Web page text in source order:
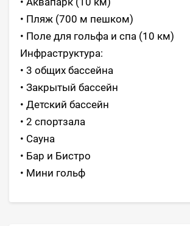
• Пляж (700 м пешком)
• Поле для гольфа и спа (10 км)
Инфраструктура:
• 3 общих бассейна
• Закрытый бассейн
• Детский бассейн
• 2 спортзала
• Сауна
• Бар и Бистро
• Мини гольф